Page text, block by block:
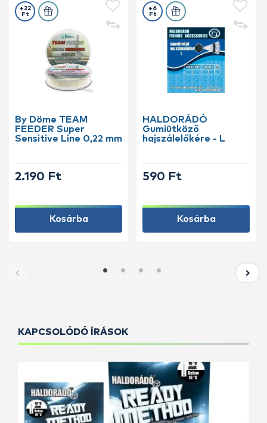
By Döme TEAM
FEEDER Super
Sensitive Line 0,22 mm
+22
Ft
2.190 Ft
Kosárba
HALDORÁDÓ
Gumiütköző
hajszálelőkére - L
+6
Ft
590 Ft
Kosárba
KAPCSOLÓDÓ ÍRÁSOK